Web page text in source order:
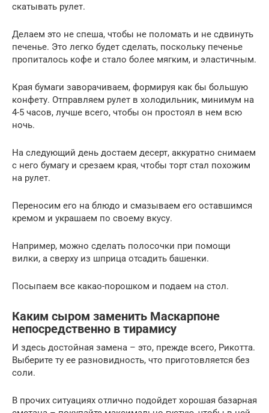
скатывать рулет.
Делаем это не спеша, чтобы не поломать и не сдвинуть
печенье. Это легко будет сделать, поскольку печенье
пропиталось кофе и стало более мягким, и эластичным.
Края бумаги заворачиваем, формируя как бы большую
конфету. Отправляем рулет в холодильник, минимум на
4-5 часов, лучше всего, чтобы он простоял в нем всю
ночь.
На следующий день достаем десерт, аккуратно снимаем
с него бумагу и срезаем края, чтобы торт стал похожим
на рулет.
Переносим его на блюдо и смазываем его оставшимся
кремом и украшаем по своему вкусу.
Например, можно сделать полосочки при помощи
вилки, а сверху из шприца отсадить башенки.
Посыпаем все какао-порошком и подаем на стол.
Каким сыром заменить Маскарпоне
непосредственно в тирамису
И здесь достойная замена – это, прежде всего, Рикотта.
Выберите ту ее разновидность, что приготовляется без
соли.
В прочих ситуациях отлично подойдет хорошая базарная